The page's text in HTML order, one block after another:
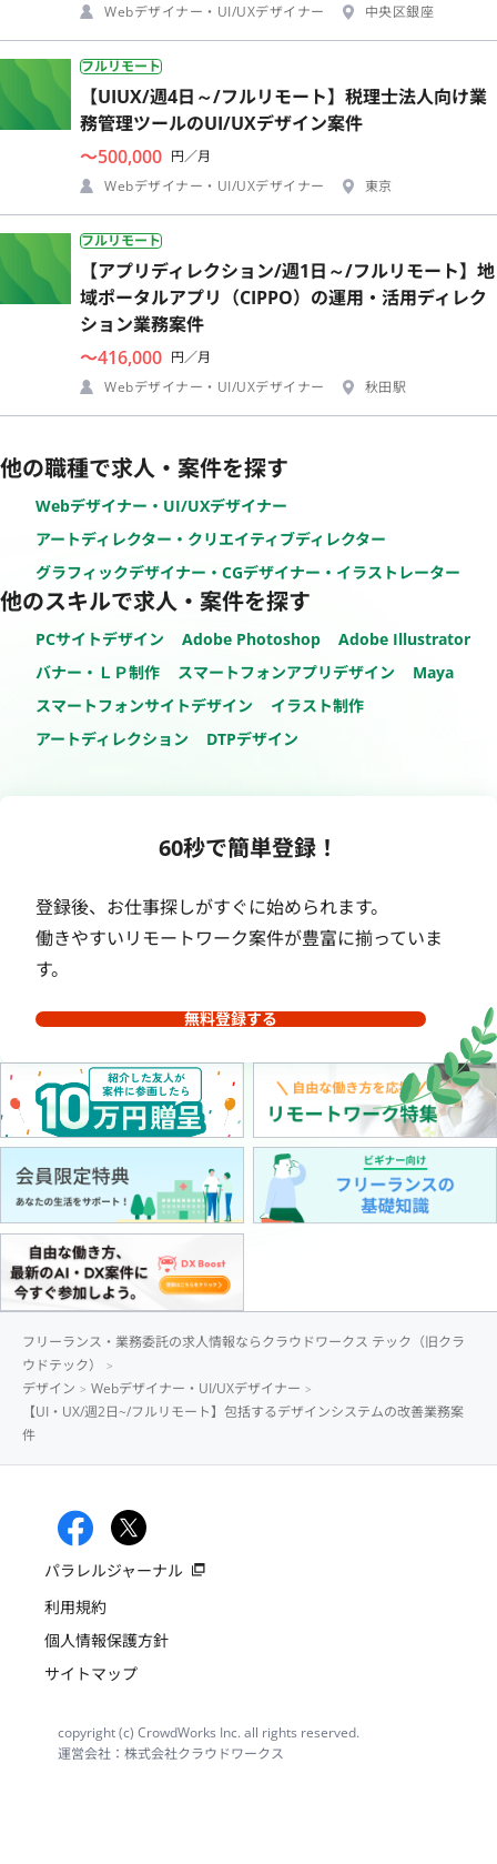
Webデザイナー・UI/UXデザイナー
中央区銀座
フルリモート
【UIUX/週4日～/フルリモート】税理士法人向け業
務管理ツールのUI/UXデザイン案件
〜500,000 円／月
Webデザイナー・UI/UXデザイナー
東京
フルリモート
【アプリディレクション/週1日～/フルリモート】地
域ポータルアプリ（CIPPO）の運用・活用ディレク
ション業務案件
〜416,000 円／月
Webデザイナー・UI/UXデザイナー
秋田駅
他の職種で求人・案件を探す
Webデザイナー・UI/UXデザイナー
アートディレクター・クリエイティブディレクター
グラフィックデザイナー・CGデザイナー・イラストレーター
他のスキルで求人・案件を探す
PCサイトデザイン Adobe Photoshop
Adobe Illustrator
バナー・ＬＰ制作
スマートフォンアプリデザイン
Maya
スマートフォンサイトデザイン
イラスト制作
アートディレクション
DTPデザイン
60秒で簡単登録！
登録後、お仕事探しがすぐに始められます。
働きやすいリモートワーク案件が豊富に揃っていま
す。
無料登録する
フリーランス・業務委託の求人情報ならクラウドワークス テック（旧クラ
ウドテック）
デザイン
Webデザイナー・UI/UXデザイナー
【UI・UX/週2日~/フルリモート】包括するデザインシステムの改善業務案
件
パラレルジャーナル
利用規約
個人情報保護方針
サイトマップ
copyright (c) CrowdWorks Inc. all rights reserved.
運営会社：株式会社クラウドワークス